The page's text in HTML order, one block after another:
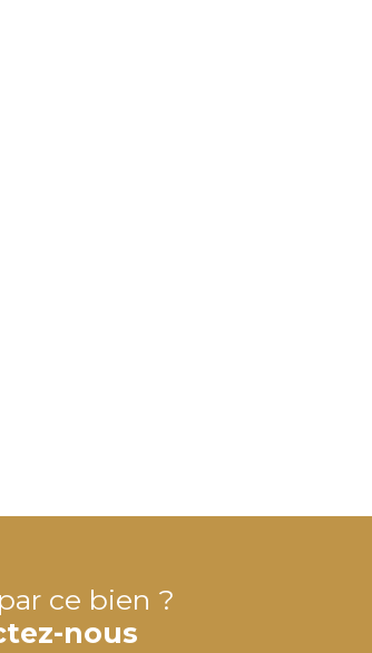
ce bien ?
nous